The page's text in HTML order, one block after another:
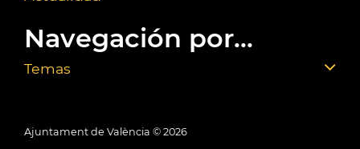
Navegación por...
Temas
Ajuntament de València © 2026